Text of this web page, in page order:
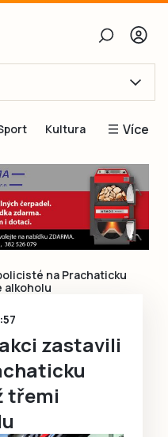
Obnovit heslo
se
Facebook
se
Kultura Více
Blogy
Inspirace
Čtenáři píší
Speciální přílohy
na Prachaticku
alkoholu
zastavili
třemi